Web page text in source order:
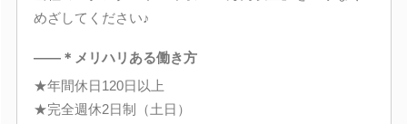
めざしてください♪
――＊メリハリある働き方
★年間休日120日以上
★完全週休2日制（土日）